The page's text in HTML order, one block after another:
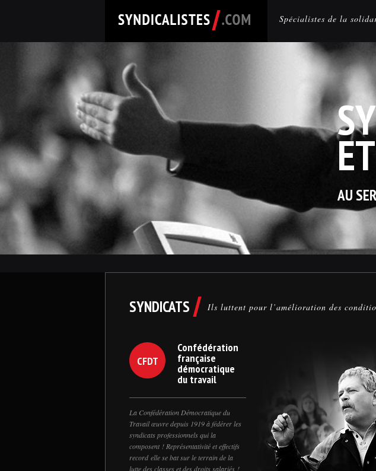
Spécialistes de la
AU
SYNDICATS Ils luttent pour l’amélioration des
CFDT
Confédération
française
démocratique
du travail
La Confédération Démocratique du
Travail œuvre depuis 1919 à fédérer les
syndicats professionnels qui la
composent ! Représentativité et effectifs
record elle se bat sur le terrain de la
lutte des classes et des droits salariés !